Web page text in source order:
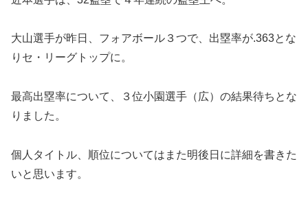
大山選手が昨日、フォアボール３つで、出塁率が.363とな
りセ・リーグトップに。
最高出塁率について、３位小園選手（広）の結果待ちとな
りました。
個人タイトル、順位についてはまた明後日に詳細を書きた
いと思います。